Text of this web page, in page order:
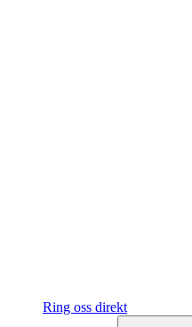
Ring oss direkt